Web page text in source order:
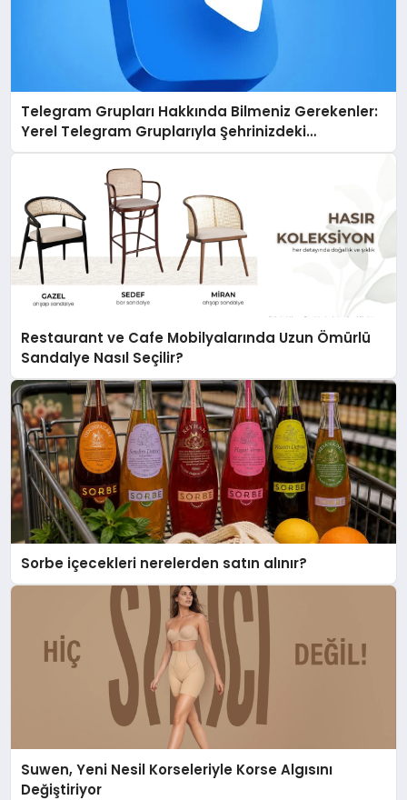
Telegram Grupları Hakkında Bilmeniz Gerekenler:
Yerel Telegram Gruplarıyla Şehrinizdeki
Topluluklara Ulaşın
Restaurant ve Cafe Mobilyalarında Uzun Ömürlü
Sandalye Nasıl Seçilir?
Sorbe içecekleri nerelerden satın alınır?
Suwen, Yeni Nesil Korseleriyle Korse Algısını
Değiştiriyor